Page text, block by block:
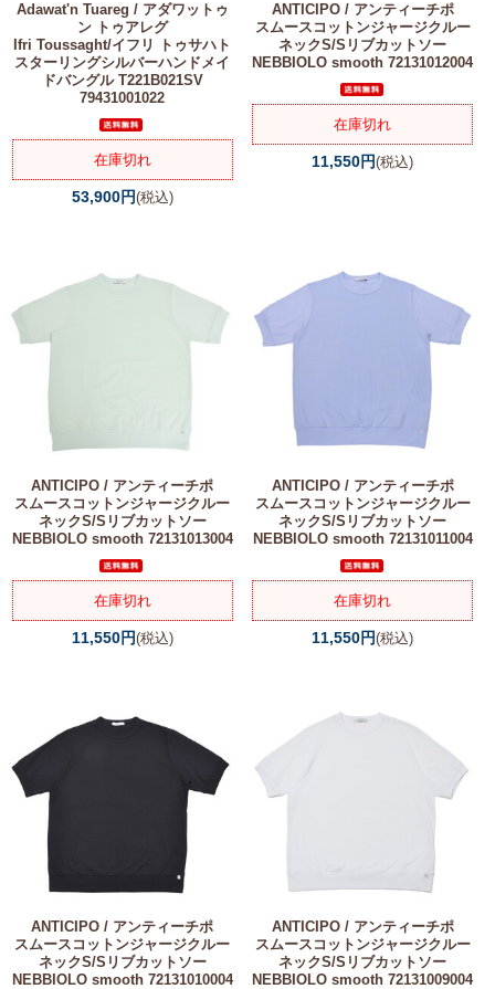
Adawat'n Tuareg / アダワットゥ
ン トゥアレグ
Ifri Toussaght/イフリ トゥサハト
スターリングシルバーハンドメイ
ドバングル T221B021SV
79431001022
在庫切れ
53,900円(税込)
ANTICIPO / アンティーチポ
スムースコットンジャージクルー
ネックS/Sリブカットソー
NEBBIOLO smooth 72131012004
在庫切れ
11,550円(税込)
ANTICIPO / アンティーチポ
スムースコットンジャージクルー
ネックS/Sリブカットソー
NEBBIOLO smooth 72131013004
在庫切れ
11,550円(税込)
ANTICIPO / アンティーチポ
スムースコットンジャージクルー
ネックS/Sリブカットソー
NEBBIOLO smooth 72131011004
在庫切れ
11,550円(税込)
ANTICIPO / アンティーチポ
スムースコットンジャージクルー
ネックS/Sリブカットソー
NEBBIOLO smooth 72131010004
ANTICIPO / アンティーチポ
スムースコットンジャージクルー
ネックS/Sリブカットソー
NEBBIOLO smooth 72131009004